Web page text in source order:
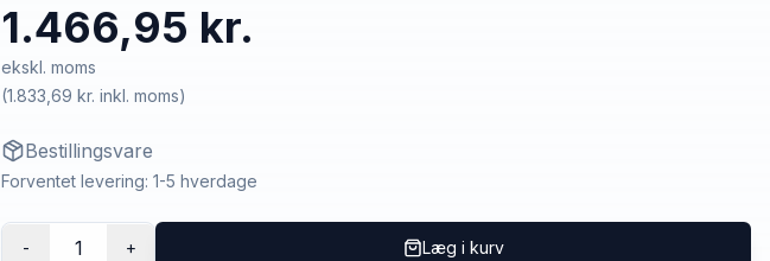
1.466,95 kr.
ekskl. moms
(1.833,69 kr. inkl. moms)
Bestillingsvare
Forventet levering: 1-5 hverdage
- 1 + Læg i kurv